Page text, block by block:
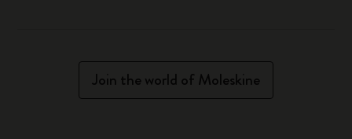
Join the world of Moleskine